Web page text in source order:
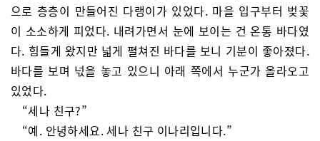
으로 층층이 만들어진 다랭이가 있었다. 마을 입구부터 벚꽃
이 소소하게 피었다. 내려가면서 눈에 보이는 건 온통 바다였
다. 힘들게 왔지만 넓게 펼쳐진 바다를 보니 기분이 좋아졌다.
바다를 보며 넋을 놓고 있으니 아래 쪽에서 누군가 올라오고
있었다.
“세나 친구?”
“예. 안녕하세요. 세나 친구 이나리입니다.”